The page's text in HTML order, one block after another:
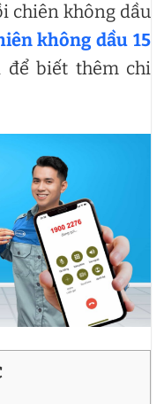
chiên không dầu
không dầu 15
để biết thêm chi